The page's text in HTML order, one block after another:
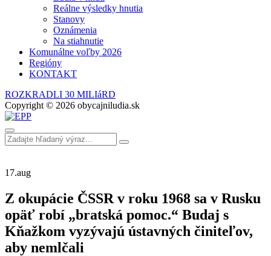
Reálne výsledky hnutia
Stanovy
Oznámenia
Na stiahnutie
Komunálne voľby 2026
Regióny
KONTAKT
ROZKRADLI 30 MILIáRD
Copyright © 2026 obycajniludia.sk
17.aug
Z okupácie ČSSR v roku 1968 sa v Rusku
opäť robí „bratská pomoc.“ Budaj s
Kňažkom vyzývajú ústavných činiteľov,
aby nemlčali